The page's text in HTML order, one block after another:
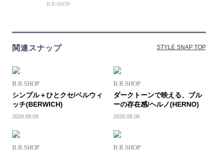
B.R.SHOP
関連スナップ STYLE SNAP TOP
B.R.SHOP
シンプル＋ひとクセ/ベルウィ
ッチ(BERWICH)
2026.08.09
B.R.SHOP
ダークトーンで映える、ブル
ーの存在感/ヘルノ(HERNO)
2026.08.08
B.R.SHOP B.R.SHOP